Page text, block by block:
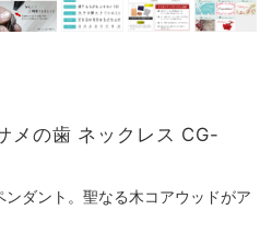
メの歯 ネックレス CG-
ダント。聖なる木コアウッドがア